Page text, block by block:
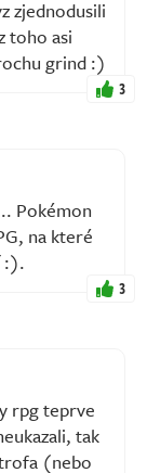
zjednodusili
toho asi
grind :)
3
Pokémon
na které
:).
3
rpg teprve
tak
(nebo